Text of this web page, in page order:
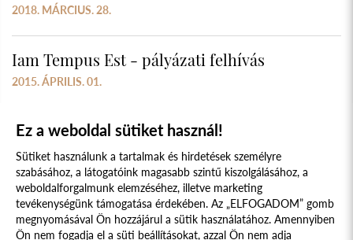
2018. MÁRCIUS. 28.
Iam Tempus Est - pályázati felhívás
2015. ÁPRILIS. 01.
Süti szabályzat Adatvédelmi nyilatkozat
Ez a weboldal sütiket használ!
Sütiket használunk a tartalmak és hirdetések személyre
szabásához, a látogatóink magasabb szintű kiszolgálásához, a
weboldalforgalmunk elemzéséhez, illetve marketing
tevékenységünk támogatása érdekében. Az „ELFOGADOM” gomb
megnyomásával Ön hozzájárul a sütik használatához. Amennyiben
Ön nem fogadja el a süti beállításokat, azzal Ön nem adja